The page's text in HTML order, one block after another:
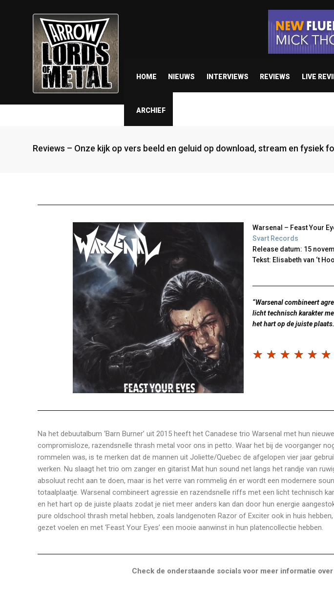
HOME NIEUWS INTERVIEWS REVIEWS LIVE
ARCHIEF
Reviews – Onze kijk op vers beeld en geluid op download, stream en fysiek
Warsenal – Feast Your
Svart Records
Release datum: 15
Tekst: Elisabeth van ‘t
“Warsenal combineert
licht technisch karakter
het hart op de juiste
☆ ☆ ☆ ☆ ☆ ☆
Na het debuutalbum ‘Barn Burner’ uit 2015 heeft het Canadese trio Warsenal met hun
compromisloze, razendsnelle thrash metal voor ons in petto. Waar het bij de voorganger
rommelen was, is te merken dat de mannen uit Joliette/Quebec de afgelopen vier jaar
werken. Nu slaagt het trio om zanger en gitarist Mat hun sound net langs het randje van
absoluut recht aan te doen, maar is het verre van rommelig én er wordt een modernere
totaalplaatje. Warsenal combineert agressie en razendsnelle riffs met een licht technisch
en het hart op de juiste plaats zodat je niet meer anders kan dan door hun energie
pure oldschool thrash metal hebben, zoals landgenoten Razor of Exciter ook in huis
gezet voelen en met ‘Feast Your Eyes’ een mooie aanwinst in hun platencollectie hebben.
Check de onderstaande socials voor meer informatie